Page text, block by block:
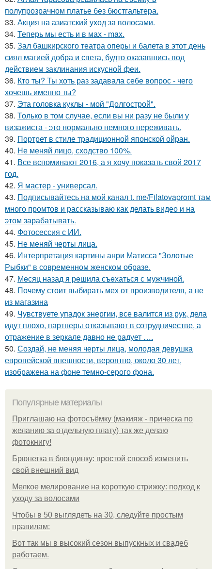
полупрозрачном платье без бюстгальтера.
33. Акция на азиатский уход за волосами.
34. Теперь мы есть и в мах - max.
35. Зал башкирского театра оперы и балета в этот день
сиял магией добра и света, будто оказавшись под
действием заклинания искусной феи.
36. Кто ты? Ты хоть раз задавала себе вопрос - чего
хочешь именно ты?
37. Эта головка куклы - мой "Долгострой".
38. Только в том случае, если вы ни разу не были у
визажиста - это нормально немного переживать.
39. Портрет в стиле традиционной японской ойран.
40. Не меняй лицо, сходство 100%.
41. Все вспоминают 2016, а я хочу показать свой 2017
год.
42. Я мастер - универсал.
43. Подписывайтесь на мой канал t. me/Filatovapromt там
много промтов и рассказываю как делать видео и на
этом зарабатывать.
44. Фотосессия с ИИ.
45. Не меняй черты лица.
46. Интерпретация картины анри Матисса "Золотые
Рыбки" в современном женском образе.
47. Мeсяц назад я рeшила съeхаться с мужчиной.
48. Почему стоит выбирать мех от производителя, а не
из магазина
49. Чувствуете упадок энергии, все валится из рук, дела
идут плохо, партнеры отказывают в сотрудничестве, а
отражение в зеркале давно не радует ….
50. Создай, не меняя черты лица, молодая девушка
европейской внешности, вероятно, около 30 лет,
изображена на фоне темно-серого фона.
Популярные материалы
Приглашаю на фотосъёмку (макияж - прическа по
желанию за отдельную плату) так же делаю
фотокнигу!
Брюнетка в блондинку: простой способ изменить
свой внешний вид
Мелкое мелирование на короткую стрижку: подход к
уходу за волосами
Чтобы в 50 выглядеть на 30, следуйте простым
правилам:
Вот так мы в высокий сезон выпускных и свадеб
работаем.